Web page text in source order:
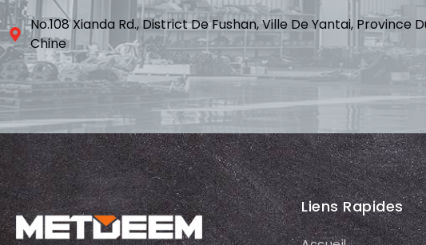
No.108 Xianda Rd., District De Fushan, Ville De Yantai, Province
Chine
Liens Rapides